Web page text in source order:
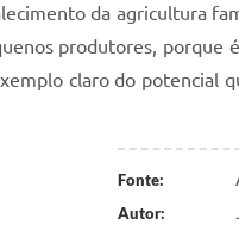
da agricultura
produtores, porque
claro do potencial
Fonte:
Autor: